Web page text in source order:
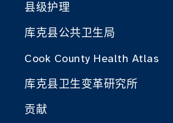
县级护理
库克县公共卫生局
Cook County Health Atlas
库克县卫生变革研究所
贡献